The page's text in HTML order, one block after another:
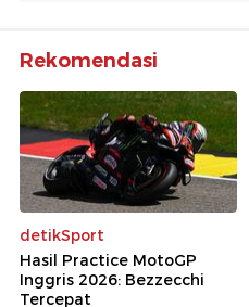
Rekomendasi
detikSport
Hasil Practice MotoGP
Inggris 2026: Bezzecchi
Tercepat